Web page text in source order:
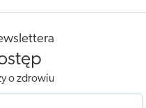
o zdrowiu